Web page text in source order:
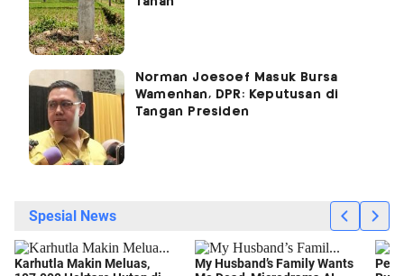
Norman Joesoef Masuk Bursa
Wamenhan, DPR: Keputusan di
Tangan Presiden